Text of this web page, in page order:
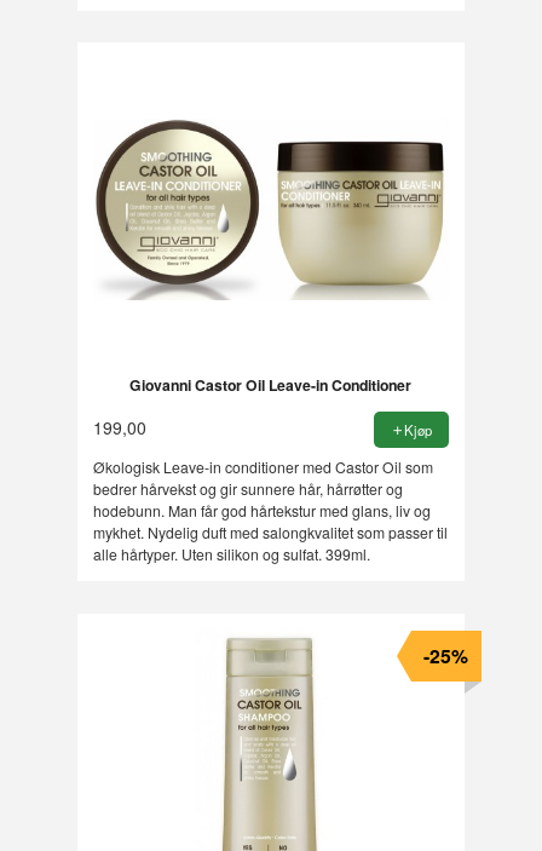
Giovanni Castor Oil Leave-in Conditioner
199,00 Kjøp
Økologisk Leave-in conditioner med Castor Oil som
bedrer hårvekst og gir sunnere hår, hårrøtter og
hodebunn. Man får god hårtekstur med glans, liv og
mykhet. Nydelig duft med salongkvalitet som passer til
alle hårtyper. Uten silikon og sulfat. 399ml.
-25%